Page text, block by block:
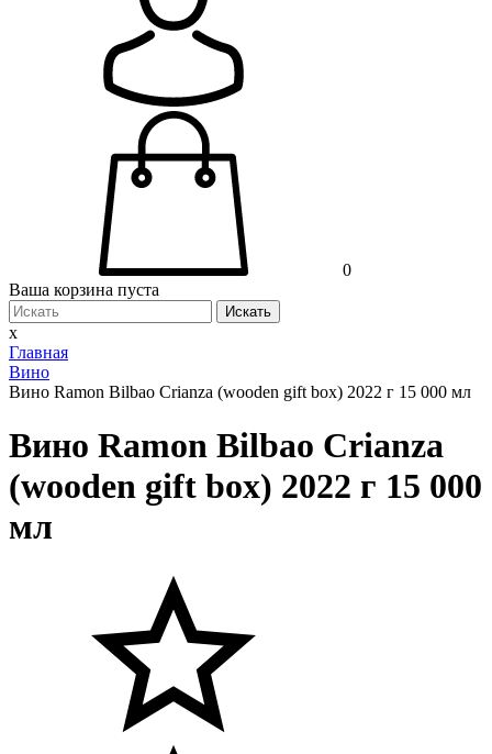
0
Ваша корзина пуста
Искать
x
Главная
Вино
Вино Ramon Bilbao Crianza (wooden gift box) 2022 г 15 000 мл
Вино Ramon Bilbao Crianza
(wooden gift box) 2022 г 15 000
мл